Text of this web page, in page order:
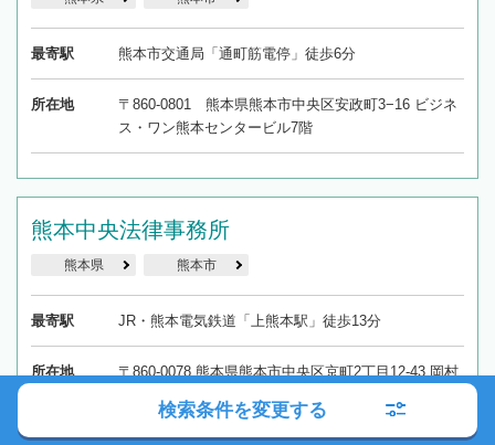
最寄駅 熊本市交通局「通町筋電停」徒歩6分
所在地
〒860-0801 熊本県熊本市中央区安政町3−16 ビジネ
ス・ワン熊本センタービル7階
熊本中央法律事務所
熊本県 熊本市
最寄駅 JR・熊本電気鉄道「上熊本駅」徒歩13分
所在地
〒860-0078 熊本県熊本市中央区京町2丁目12-43 岡村
検索条件を変更する